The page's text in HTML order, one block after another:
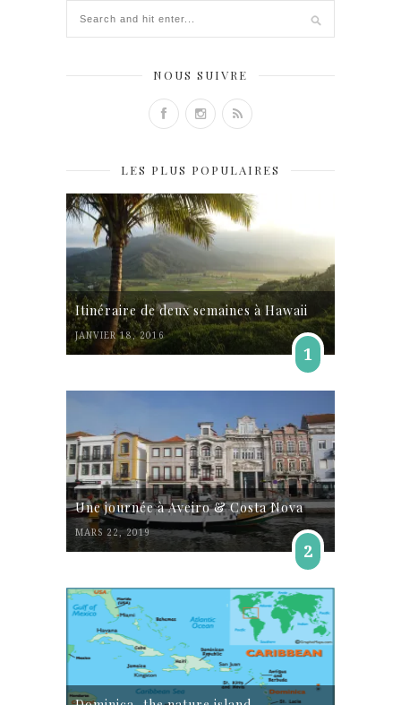
NOUS SUIVRE
LES PLUS POPULAIRES
Itinéraire de deux semaines à Hawaii
JANVIER 18, 2016
1
Une journée à Aveiro & Costa Nova
MARS 22, 2019
2